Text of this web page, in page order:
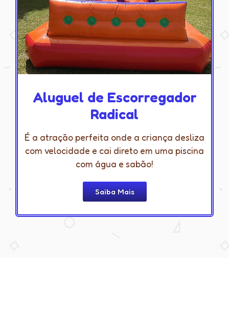
Aluguel de Escorregador
Radical
É a atração perfeita onde a criança desliza
com velocidade e cai direto em uma piscina
com água e sabão!
Saiba Mais